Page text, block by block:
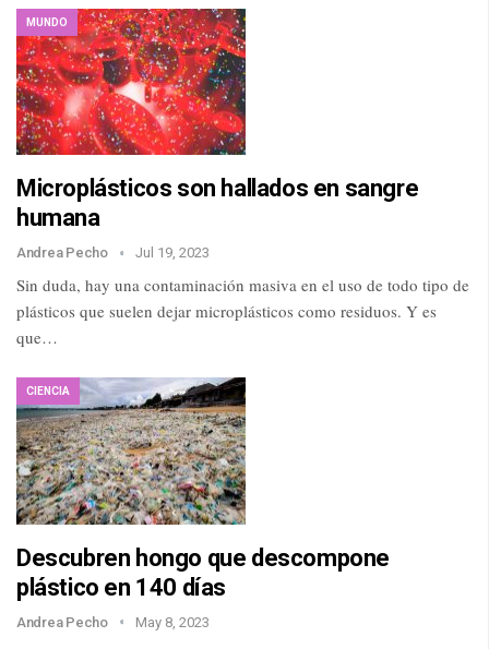
MUNDO
Microplásticos son hallados en sangre
humana
Andrea Pecho Jul 19, 2023
Sin duda, hay una contaminación masiva en el uso de todo tipo de
plásticos que suelen dejar microplásticos como residuos. Y es
que…
CIENCIA
Descubren hongo que descompone
plástico en 140 días
Andrea Pecho May 8, 2023